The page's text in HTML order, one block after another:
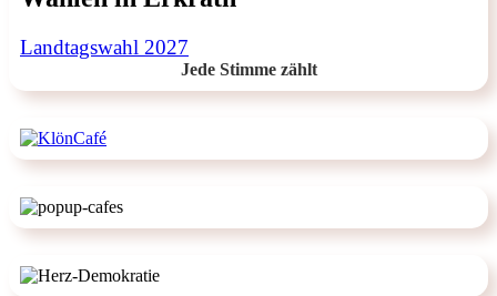
Landtagswahl 2027
Jede Stimme zählt